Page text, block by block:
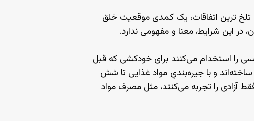
تلخ ترین اتفاقات، یک کمدی موقعیت خلق
در این شرایط، معنا و مفهومی ندارد.
را استخدام می‌کنند برای خودکشی که قبل
و با جیره‌بندیِ مواد غذایی تا شش
آزادی را تجربه می‌کنند، مثل مصرف مواد